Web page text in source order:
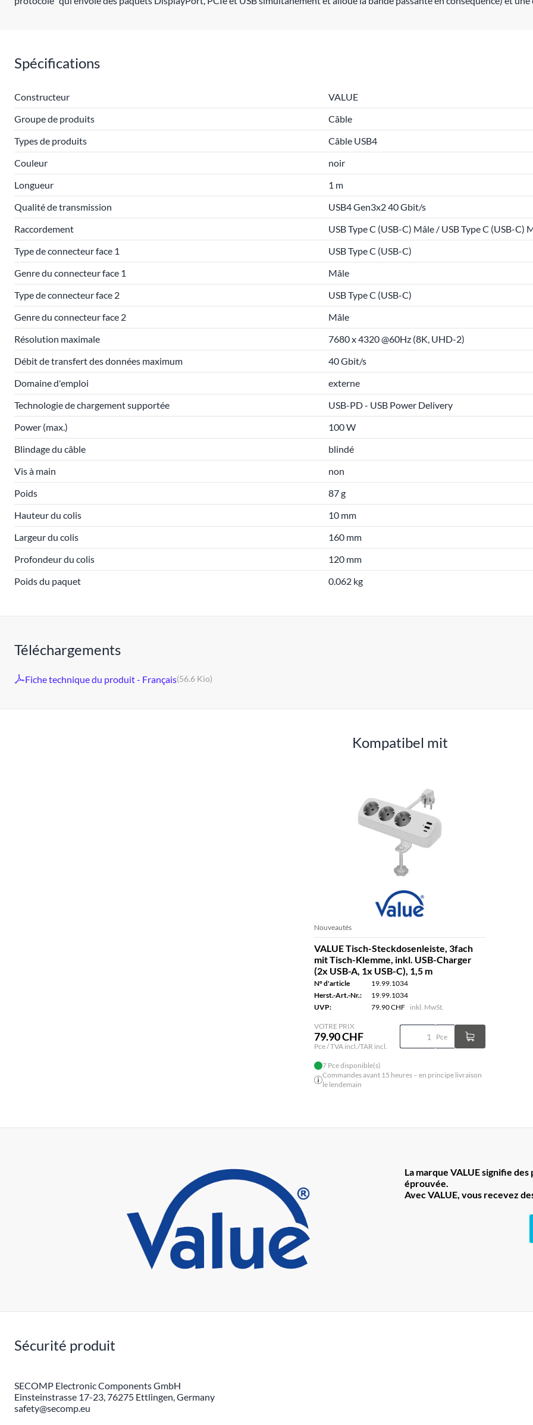
Spécifications
Constructeur
VALUE
Groupe de produits
Câble
Types de produits
Câble USB4
Couleur
noir
Longueur
1 m
Qualité de transmission
USB4 Gen3x2 40 Gbit/s
Raccordement
USB Type C (USB-C) Mâle / USB Type C (USB-C)
Type de connecteur face 1
USB Type C (USB-C)
Genre du connecteur face 1
Mâle
Type de connecteur face 2
USB Type C (USB-C)
Genre du connecteur face 2
Mâle
Résolution maximale
7680 x 4320 @60Hz (8K, UHD-2)
Débit de transfert des données maximum
40 Gbit/s
Domaine d'emploi
externe
Technologie de chargement supportée
USB-PD - USB Power Delivery
Power (max.)
100 W
Blindage du câble
blindé
Vis à main
non
Poids
87 g
Hauteur du colis
10 mm
Largeur du colis
160 mm
Profondeur du colis
120 mm
Poids du paquet
0.062 kg
Téléchargements
Fiche technique du produit - Français(56.6 Kio)
Kompatibel mit
Nouveautés
VALUE Tisch-Steckdosenleiste, 3fach
mit Tisch-Klemme, inkl. USB-Charger
(2x USB-A, 1x USB-C), 1,5 m
N° d'article
19.99.1034
Herst.-Art.-Nr.:
19.99.1034
UVP:
79.90 CHF inkl. MwSt.
VOTRE PRIX
79.90 CHF
Pce / TVA incl./TAR incl.
Pce
7 Pce disponible(s)
Commandes avant 15 heures – en principe livraison
le lendemain
La marque VALUE signifie
éprouvée.
Avec VALUE, vous recevez
Sécurité produit
SECOMP Electronic Components GmbH
Einsteinstrasse 17-23, 76275 Ettlingen, Germany
safety@secomp.eu